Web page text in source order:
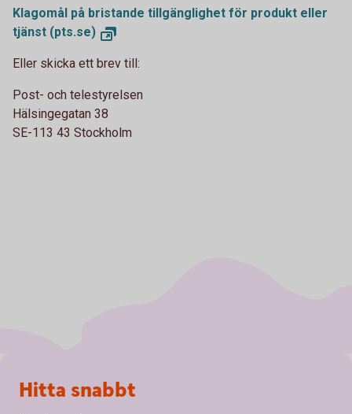
Klagomål på bristande tillgänglighet för produkt eller
tjänst (pts.se)
Eller skicka ett brev till:
Post- och telestyrelsen
Hälsingegatan 38
SE-113 43 Stockholm
Sidfot
Hitta snabbt